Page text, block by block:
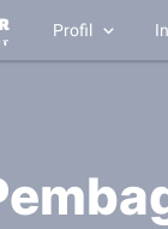
Profil